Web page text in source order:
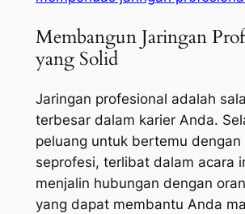
Membangun Jaringan
yang Solid
Jaringan profesional adalah
terbesar dalam karier Anda.
peluang untuk bertemu
seprofesi, terlibat dalam acara
menjalin hubungan dengan
yang dapat membantu Anda